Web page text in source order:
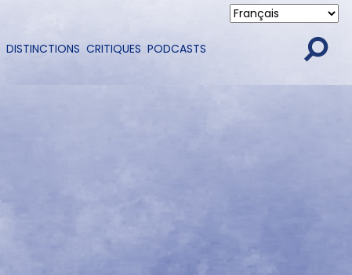
DISTINCTIONS CRITIQUES PODCASTS